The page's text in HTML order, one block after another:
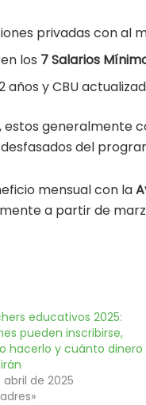
privadas con al
los 7 Salarios
años y CBU
, estos generalmente
del
mensual con la
a partir de
educativos 2025:
pueden inscribirse,
hacerlo y cuánto dinero
abril de 2025